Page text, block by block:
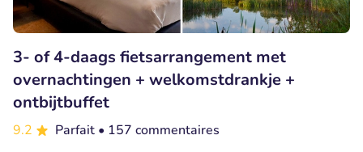
3- of 4-daags fietsarrangement met
overnachtingen + welkomstdrankje +
ontbijtbuffet
9.2 Parfait • 157 commentaires